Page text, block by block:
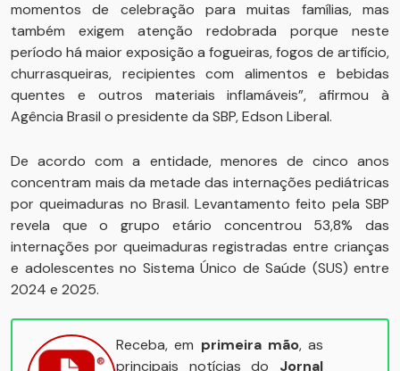
momentos de celebração para muitas famílias, mas
também exigem atenção redobrada porque neste
período há maior exposição a fogueiras, fogos de artifício,
churrasqueiras, recipientes com alimentos e bebidas
quentes e outros materiais inflamáveis”, afirmou à
Agência Brasil o presidente da SBP, Edson Liberal.
De acordo com a entidade, menores de cinco anos
concentram mais da metade das internações pediátricas
por queimaduras no Brasil. Levantamento feito pela SBP
revela que o grupo etário concentrou 53,8% das
internações por queimaduras registradas entre crianças
e adolescentes no Sistema Único de Saúde (SUS) entre
2024 e 2025.
Receba, em primeira mão, as
principais notícias do Jornal